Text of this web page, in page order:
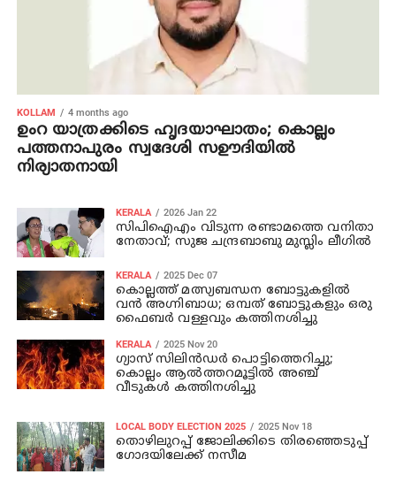
KOLLAM 4 months ago
ഉംറ യാത്രക്കിടെ ഹൃദയാഘാതം; കൊല്ലം
പത്തനാപുരം സ്വദേശി സഊദിയില്‍
നിര്യാതനായി
KERALA 2026 Jan 22
സിപിഐഎം വിടുന്ന രണ്ടാമത്തെ വനിതാ
നേതാവ്; സുജ ചന്ദ്രബാബു മുസ്ലിം ലീഗില്‍
KERALA 2025 Dec 07
കൊല്ലത്ത് മത്സ്യബന്ധന ബോട്ടുകളില്‍
വന്‍ അഗ്നിബാധ; ഒമ്പത് ബോട്ടുകളും ഒരു
ഫൈബര്‍ വള്ളവും കത്തിനശിച്ചു
KERALA 2025 Nov 20
ഗ്യാസ് സിലിന്‍ഡര്‍ പൊട്ടിത്തെറിച്ചു;
കൊല്ലം ആല്‍ത്തറമൂട്ടില്‍ അഞ്ച്
വീടുകള്‍ കത്തിനശിച്ചു
LOCAL BODY ELECTION 2025 2025 Nov 18
തൊഴിലുറപ്പ് ജോലിക്കിടെ തിരഞ്ഞെടുപ്പ്
ഗോദയിലേക്ക് നസീമ